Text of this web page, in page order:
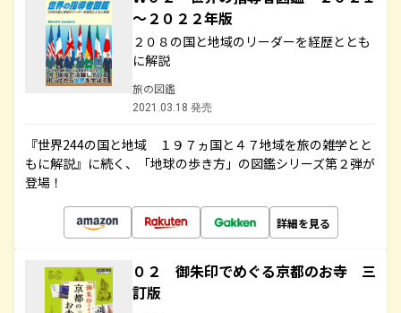
～２０２２年版
２０８の国と地域のリーダーを経歴ととも
に解説
旅の図鑑
2021.03.18 発売
『世界244の国と地域 １９７ヵ国と４７地域を旅の雑学とと
もに解説』に続く、「地球の歩き方」の図鑑シリーズ第２弾が
登場！
詳細を見る
０２ 御朱印でめぐる京都のお寺 三
訂版